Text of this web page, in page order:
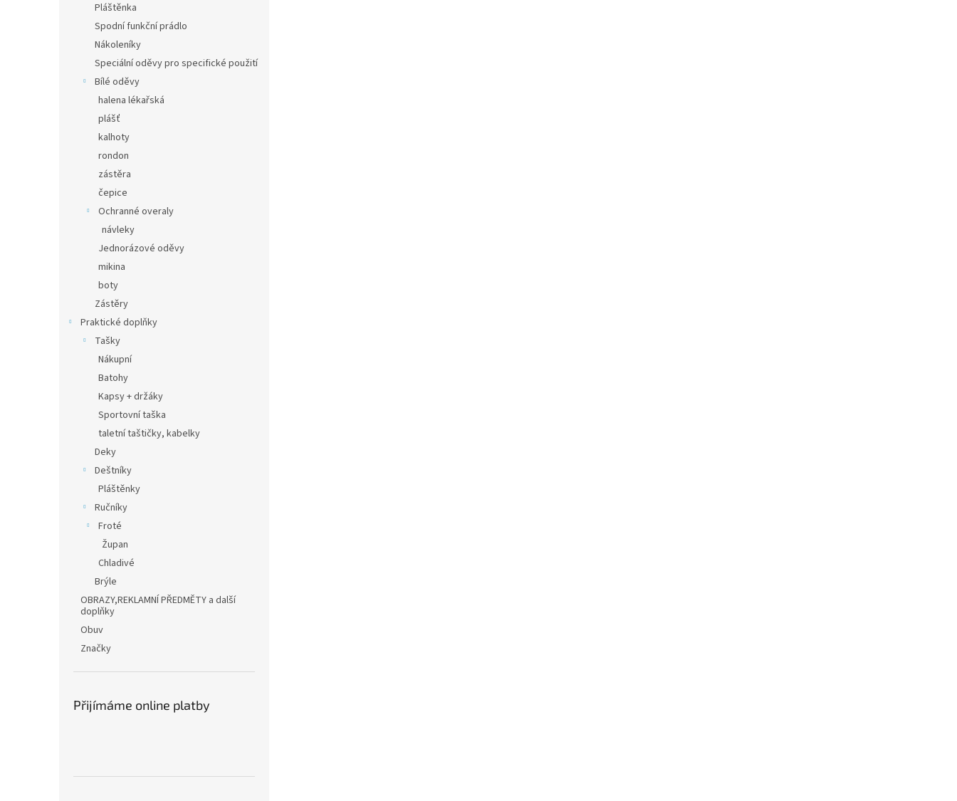
Pláštěnka
Spodní funkční prádlo
Nákoleníky
Speciální oděvy pro specifické použití
Bílé oděvy
halena lékařská
plášť
kalhoty
rondon
zástěra
čepice
Ochranné overaly
návleky
Jednorázové oděvy
mikina
boty
Zástěry
Praktické doplňky
Tašky
Nákupní
Batohy
Kapsy + držáky
Sportovní taška
taletní taštičky, kabelky
Deky
Deštníky
Pláštěnky
Ručníky
Froté
Župan
Chladivé
Brýle
OBRAZY,REKLAMNÍ PŘEDMĚTY a další
doplňky
Obuv
Značky
Přijímáme online platby